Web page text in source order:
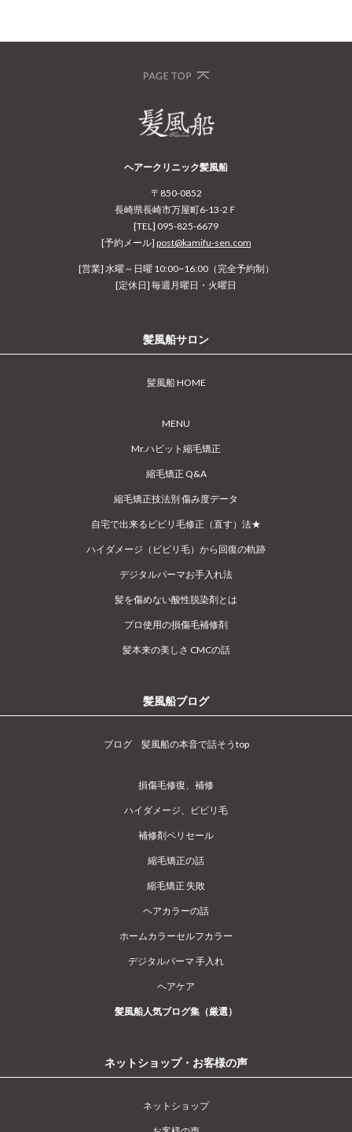
ヘアークリニック髪風船
〒850-0852
長崎県長崎市万屋町6-13-2Ｆ
[TEL] 095-825-6679
[予約メール] post@kamifu-sen.com
[営業] 水曜～日曜 10:00~16:00（完全予約制）
[定休日] 毎週月曜日・火曜日
髪風船サロン
髪風船 HOME
MENU
Mr.ハビット縮毛矯正
縮毛矯正 Q&A
縮毛矯正技法別 傷み度データ
自宅で出来るビビリ毛修正（直す）法★
ハイダメージ（ビビリ毛）から回復の軌跡
デジタルパーマお手入れ法
髪を傷めない酸性脱染剤とは
プロ使用の損傷毛補修剤
髪本来の美しさ CMCの話
髪風船ブログ
ブログ 髪風船の本音で話そうtop
損傷毛修復、補修
ハイダメージ、ビビリ毛
補修剤ペリセール
縮毛矯正の話
縮毛矯正 失敗
ヘアカラーの話
ホームカラーセルフカラー
デジタルパーマ 手入れ
ヘアケア
髪風船人気ブログ集（厳選）
ネットショップ・お客様の声
ネットショップ